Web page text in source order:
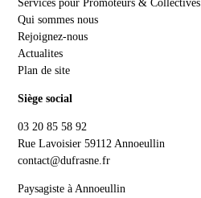
Services pour Promoteurs & Collectivés
Qui sommes nous
Rejoignez-nous
Actualites
Plan de site
Siège social
03 20 85 58 92
Rue Lavoisier 59112 Annoeullin
contact@dufrasne.fr
Paysagiste à Annoeullin